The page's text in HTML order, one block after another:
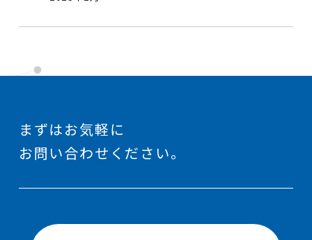
まずはお気軽に
お問い合わせください。